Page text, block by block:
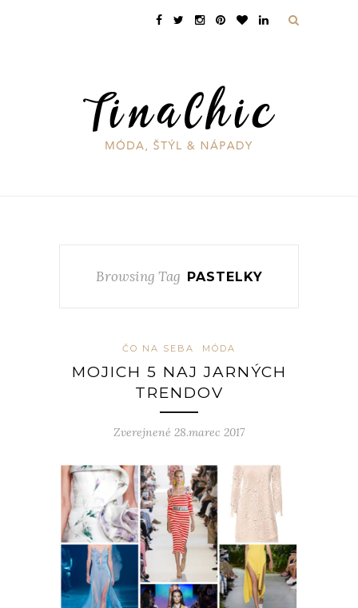
Browsing Tag PASTELKY
ČO NA SEBA MÓDA
MOJICH 5 NAJ JARNÝCH
TRENDOV
Zverejnené 28.marec 2017